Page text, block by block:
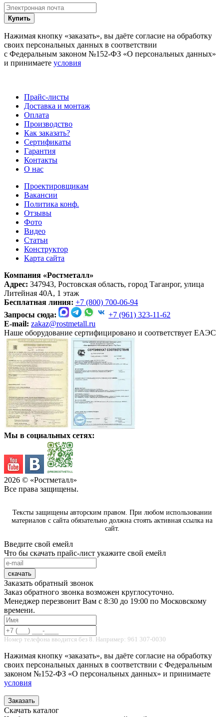
Купить
Нажимая кнопку «заказать», вы даёте согласие на обработку
своих персональных данных в соответствии
с Федеральным законом №152-ФЗ «О персональных данных»
и принимаете условия
Прайс-листы
Доставка и монтаж
Оплата
Производство
Как заказать?
Сертификаты
Гарантия
Контакты
О нас
Проектировщикам
Вакансии
Политика конф.
Отзывы
Фото
Видео
Статьи
Конструктор
Карта сайта
Компания «Ростметалл»
Адрес: 347943, Ростовская область, город Таганрог, улица
Литейная 40А, 1 этаж
Бесплатная линия: +7 (800) 700-06-94
Запросы сюда:
+7 (961) 323-11-62
E-mail: zakaz@rostmetall.ru
Наше оборудование сертифицировано и соответствует ЕАЭС
Мы в социальных сетях:
2026 © «Ростметалл»
Все права защищены.
Тексты защищены авторским правом. При любом использовании
материалов с сайта обязательно должна стоять активная ссылка на
сайт.
Введите свой емейл
Что бы скачать прайс-лист укажите свой емейл
скачать
Заказать обратный звонок
Заказ обратного звонка возможен круглосуточно.
Менеджер перезвонит Вам с 8:30 до 19:00 по Московскому
времени.
Номер телефона вводится без 8. Например: 961 307-0030
Нажимая кнопку «заказать», вы даёте согласие на обработку
своих персональных данных в соответствии с Федеральным
законом №152-ФЗ «О персональных данных» и принимаете
условия
Заказать
Скачать каталог